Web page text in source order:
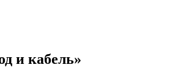
и кабель»